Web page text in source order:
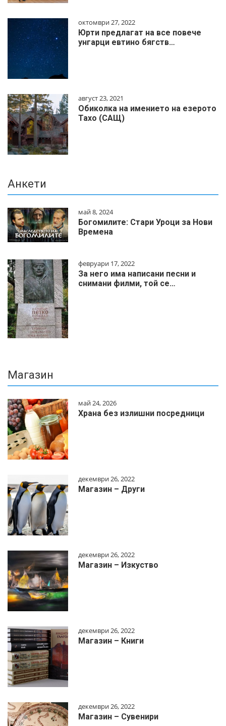
октомври 27, 2022
Юрти предлагат на все повече
унгарци евтино бягств…
август 23, 2021
Обиколка на имението на езерото
Тахо (САЩ)
Анкети
май 8, 2024
Богомилите: Стари Уроци за Нови
Времена
февруари 17, 2022
За него има написани песни и
снимани филми, той се…
Магазин
май 24, 2026
Храна без излишни посредници
декември 26, 2022
Магазин – Други
декември 26, 2022
Магазин – Изкуство
декември 26, 2022
Магазин – Книги
декември 26, 2022
Магазин – Сувенири